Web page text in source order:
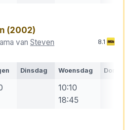
(2002)
van Steven
8.1
Dinsdag Woensdag
10:10
18:45